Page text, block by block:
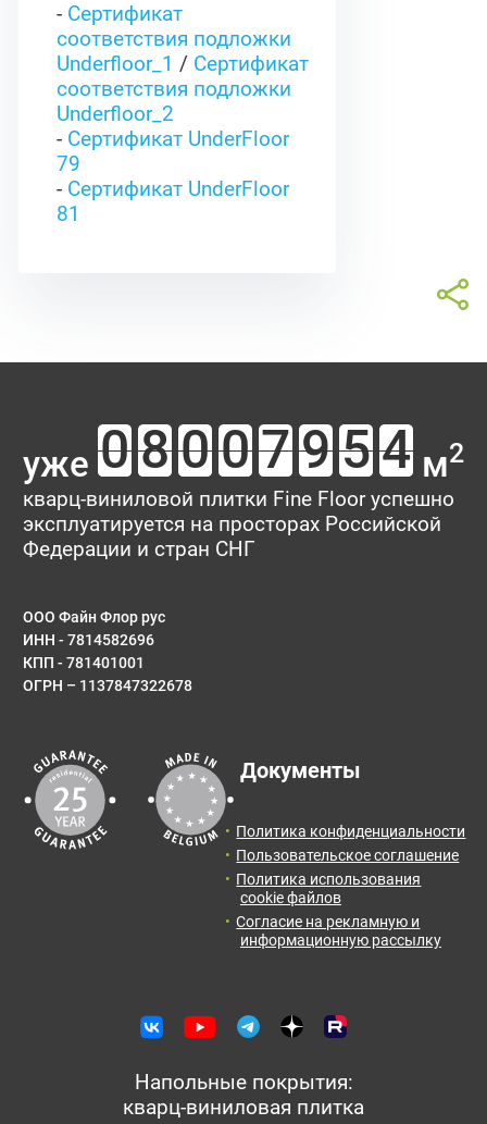
- Сертификат
соответствия подложки
Underfloor_1 / Сертификат
соответствия подложки
Underfloor_2
- Сертификат UnderFloor
79
- Сертификат UnderFloor
81
уже м2
кварц-виниловой плитки Fine Floor успешно
эксплуатируется на просторах Российской
Федерации и стран СНГ
ООО Файн Флор рус
ИНН - 7814582696
КПП - 781401001
ОГРН – 1137847322678
Документы
Политика конфиденциальности
Пользовательское соглашение
Политика использования
cookie файлов
Согласие на рекламную и
информационную рассылку
Напольные покрытия:
кварц-виниловая плитка